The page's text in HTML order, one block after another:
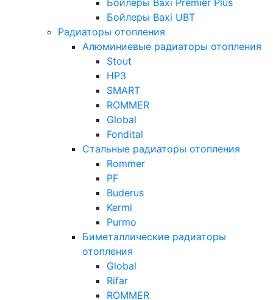
Бойлеры Baxi UBT
Радиаторы отопления
Алюминиевые радиаторы отопления
Stout
НРЗ
SMART
ROMMER
Global
Fondital
Стальные радиаторы отопления
Rommer
PF
Buderus
Kermi
Purmo
Биметаллические радиаторы
отопления
Global
Rifar
ROMMER